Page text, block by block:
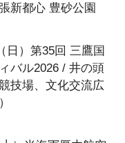
新都心 豊砂公園
日）第35回 三鷹国
バル2026 / 井の頭
技場、文化交流広